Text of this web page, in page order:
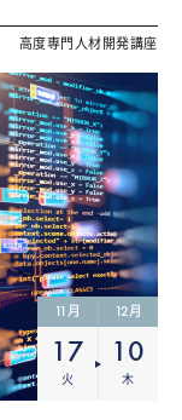
高度専門人材開発講座
11 月 12月
17
火
10
木